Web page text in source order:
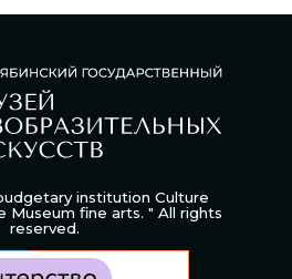
institution Culture
Museum fine arts. " All rights
reserved.